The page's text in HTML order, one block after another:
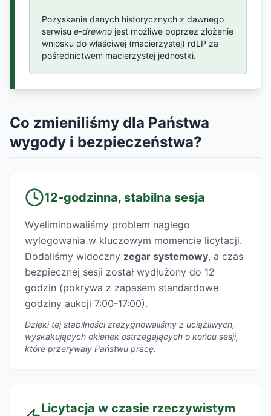
Pozyskanie danych historycznych z dawnego
serwisu e-drewno jest możliwe poprzez złożenie
wniosku do właściwej (macierzystej) rdLP za
pośrednictwem macierzystej jednostki.
Co zmieniliśmy dla Państwa
wygody i bezpieczeństwa?
12-godzinna, stabilna sesja
Wyeliminowaliśmy problem nagłego
wylogowania w kluczowym momencie licytacji.
Dodaliśmy widoczny zegar systemowy, a czas
bezpiecznej sesji został wydłużony do 12
godzin (pokrywa z zapasem standardowe
godziny aukcji 7:00-17:00).
Dzięki tej stabilności zrezygnowaliśmy z uciążliwych,
wyskakujących okienek ostrzegających o końcu sesji,
które przerywały Państwu pracę.
Licytacja w czasie rzeczywistym